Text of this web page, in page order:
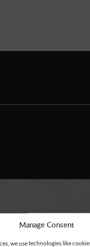
Manage Consent
we use technologies like